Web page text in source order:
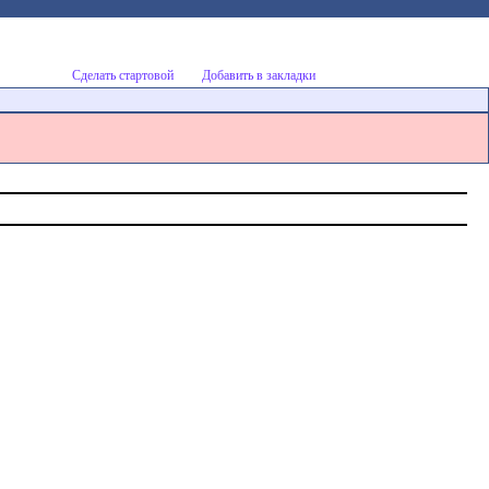
Сделать стартовой
Добавить в закладки